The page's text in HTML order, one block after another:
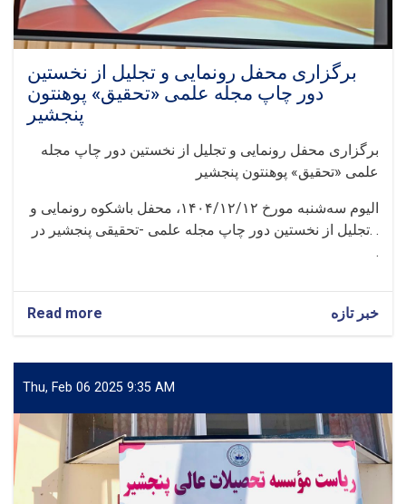
برگزاری محفل رونمایی و تجلیل از نخستین
دور چاپ مجله علمی «تحقیق» پوهنتون
پنجشیر
برگزاری محفل رونمایی و تجلیل از نخستین دور چاپ مجله
علمی «تحقیق» پوهنتون پنجشیر
الیوم سه‌شنبه مورخ ۱۴۰۴/۱۲/۱۲، محفل باشکوه رونمایی و
تجلیل از نخستین دور چاپ مجله علمی -تحقیقی پنجشیر در. .
.
Read more
برگزاری
رونمایی
و
از
نخستین
دور
چاپ
مجله
خبر تازه
Thu, Feb 06 2025 9:35 AM